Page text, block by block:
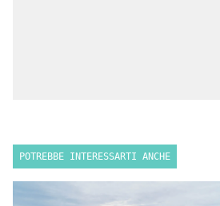
POTREBBE INTERESSARTI ANCHE